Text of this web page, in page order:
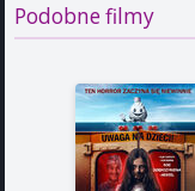
Podobne filmy